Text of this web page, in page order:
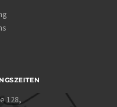
128,